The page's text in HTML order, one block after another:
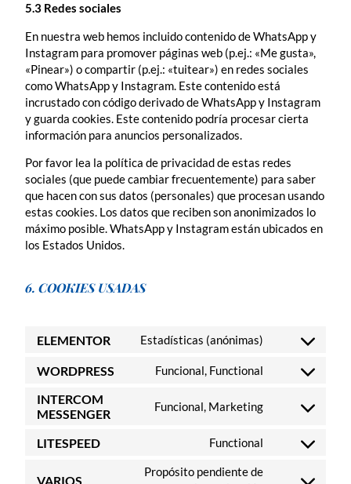
5.3 Redes sociales
En nuestra web hemos incluido contenido de WhatsApp y
Instagram para promover páginas web (p.ej.: «Me gusta»,
«Pinear») o compartir (p.ej.: «tuitear») en redes sociales
como WhatsApp y Instagram. Este contenido está
incrustado con código derivado de WhatsApp y Instagram
y guarda cookies. Este contenido podría procesar cierta
información para anuncios personalizados.
Por favor lea la política de privacidad de estas redes
sociales (que puede cambiar frecuentemente) para saber
que hacen con sus datos (personales) que procesan usando
estas cookies. Los datos que reciben son anonimizados lo
máximo posible. WhatsApp y Instagram están ubicados en
los Estados Unidos.
6. COOKIES USADAS
ELEMENTOR Estadísticas (anónimas)
WORDPRESS Funcional, Functional
INTERCOM
MESSENGER
Funcional, Marketing
LITESPEED Functional
VARIOS
Propósito pendiente de